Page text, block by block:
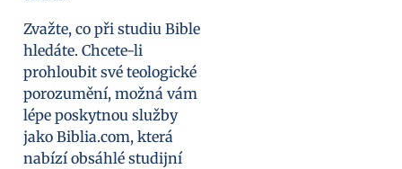
Zvažte, co při studiu Bible
hledáte. Chcete-li
prohloubit své teologické
porozumění, možná vám
lépe poskytnou služby
jako Biblia.com, která
nabízí obsáhlé studijní